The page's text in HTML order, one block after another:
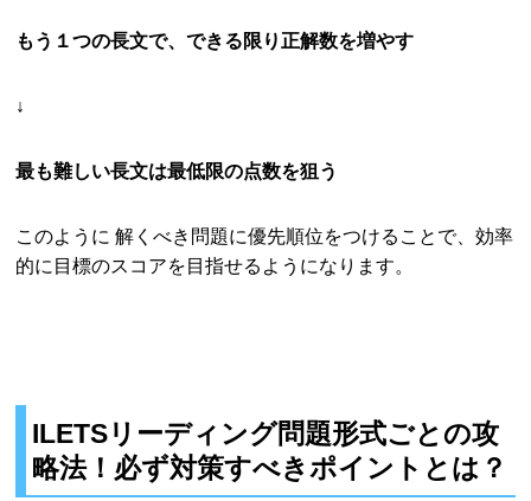
もう１つの長文で、できる限り正解数を増やす
↓
最も難しい長文は最低限の点数を狙う
このように 解くべき問題に優先順位をつけることで、効率
的に目標のスコアを目指せるようになります。
ILETSリーディング問題形式ごとの攻
略法！必ず対策すべきポイントとは？